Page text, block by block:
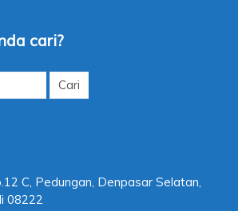
cari?
C, Pedungan, Denpasar Selatan,
08222